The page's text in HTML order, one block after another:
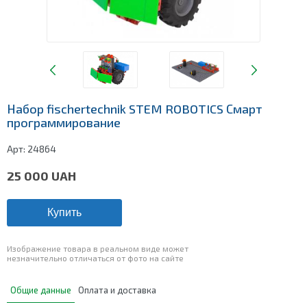
Набор fischertechnik STEM ROBOTICS Смарт
программирование
Арт: 24864
25 000 UAH
Купить
Изображение товара в реальном виде может
незначительно отличаться от фото на сайте
Общие данные Оплата и доставка